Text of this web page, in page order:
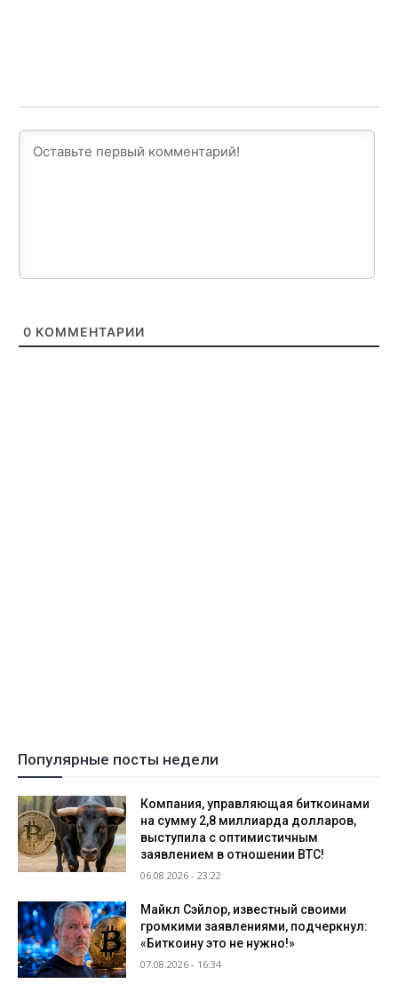
0 КОММЕНТАРИИ
Популярные посты недели
Компания, управляющая биткоинами
на сумму 2,8 миллиарда долларов,
выступила с оптимистичным
заявлением в отношении BTC!
06.08.2026 - 23:22
Майкл Сэйлор, известный своими
громкими заявлениями, подчеркнул:
«Биткоину это не нужно!»
07.08.2026 - 16:34